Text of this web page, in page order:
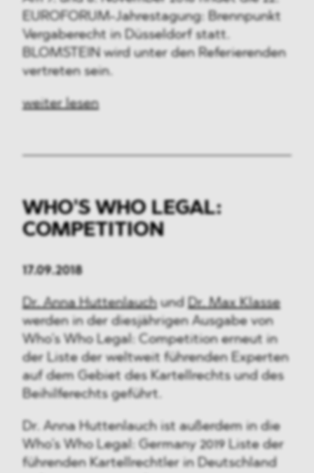
EUROFORUM-Jahrestagung: Brennpunkt
Vergaberecht in Düsseldorf statt.
BLOMSTEIN wird unter den Referierenden
vertreten sein.
weiter lesen
WHO'S WHO LEGAL:
COMPETITION
17.09.2018
Dr. Anna Huttenlauchund Dr. Max Klasse
werden in der diesjährigen Ausgabe von
Who’s Who Legal: Competition erneut in
der Liste der weltweit führenden Experten
auf dem Gebiet des Kartellrechts und des
Beihilferechts geführt.
Dr. Anna Huttenlauch ist außerdem in die
Who’s Who Legal: Germany 2019 Liste der
führenden Kartellrechtler in Deutschland